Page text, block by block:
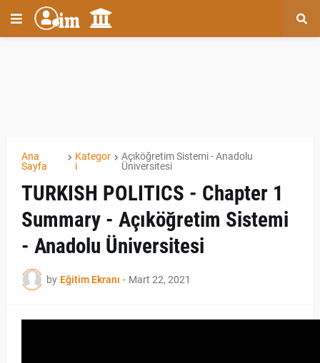
Ana
Sayfa
Kategor
i
Açıköğretim Sistemi - Anadolu
Üniversitesi
TURKISH POLITICS - Chapter 1
Summary - Açıköğretim Sistemi
- Anadolu Üniversitesi
by Eğitim Ekranı - Mart 22, 2021